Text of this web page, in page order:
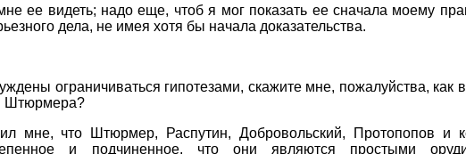
ее видеть; надо еще, чтоб я мог показать ее сначала моему
дела, не имея хотя бы начала доказательства.
ограничиваться гипотезами, скажите мне, пожалуйства, как
Штюрмера?
мне, что Штюрмер, Распутин, Добровольский, Протопопов и
и подчиненное, что они являются простыми